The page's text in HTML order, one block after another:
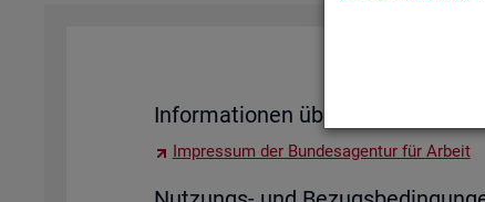
In­for­ma­tio­nen über den
Im­pres­sum der Bun­des­agen­tur für Ar­beit